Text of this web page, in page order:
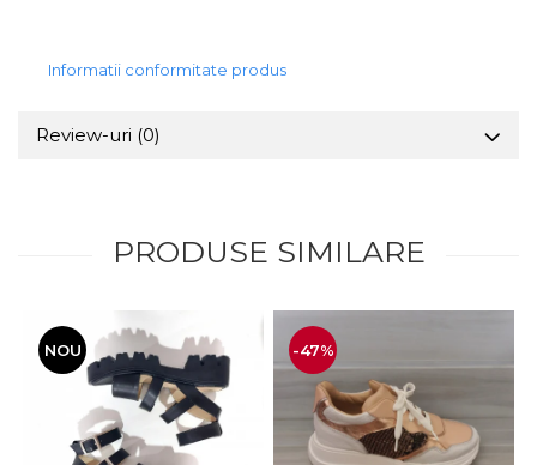
Informatii conformitate produs
Review-uri (0)
PRODUSE SIMILARE
NOU -47%